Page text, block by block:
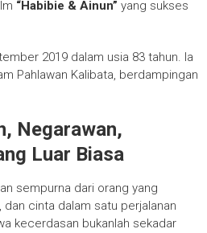
“Habibie & Ainun” yang sukses
2019 dalam usia 83 tahun. Ia
Pahlawan Kalibata, berdampingan
Negarawan,
Luar Biasa
sempurna dari orang yang
dan cinta dalam satu perjalanan
kecerdasan bukanlah sekadar